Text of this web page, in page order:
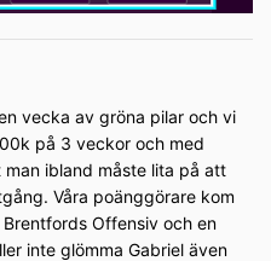
vecka av gröna pilar och vi
på 3 veckor och med
ibland måste lita på att
Våra poänggörare kom
Offensiv och en
inte glömma Gabriel även